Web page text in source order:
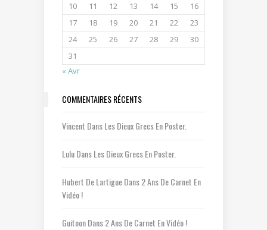
10
11 12 13 14 15
16
17
18 19 20 21 22
23
24
25 26 27 28 29
30
31
« Avr
COMMENTAIRES RÉCENTS
Vincent DansLes Dieux Grecs En Poster.
LuluDansLes Dieux Grecs En Poster.
Hubert De LartigueDans2 Ans De Carnet En
Vidéo !
GuitoonDans2 Ans De Carnet En Vidéo !